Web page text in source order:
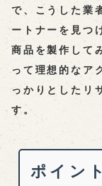
で、こうした業
ートナーを見つ
商品を製作して
って理想的なア
っかりとしたリ
す。
ポイン